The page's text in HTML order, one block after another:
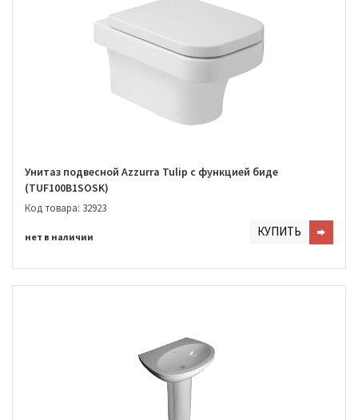
Унитаз подвесной Azzurra Tulip с функцией биде
(TUF100B1SOSK)
Код товара: 32923
нет в наличии КУПИТЬ